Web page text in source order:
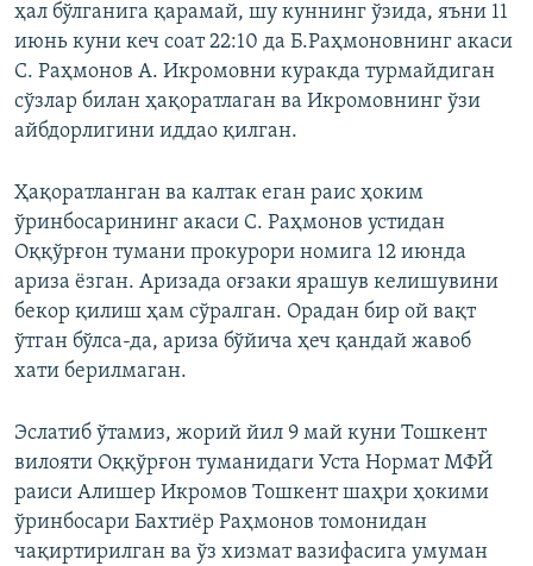
ҳал бўлганига қарамай, шу куннинг ўзида, яъни 11
июнь куни кеч соат 22:10 да Б.Раҳмоновнинг акаси
С. Раҳмонов А. Икромовни куракда турмайдиган
сўзлар билан ҳақоратлаган ва Икромовнинг ўзи
айбдорлигини иддао қилган.
Ҳақоратланган ва калтак еган раис ҳоким
ўринбосарининг акаси С. Раҳмонов устидан
Оққўрғон тумани прокурори номига 12 июнда
ариза ёзган. Аризада оғзаки ярашув келишувини
бекор қилиш ҳам сўралган. Орадан бир ой вақт
ўтган бўлса-да, ариза бўйича ҳеч қандай жавоб
хати берилмаган.
Эслатиб ўтамиз, жорий йил 9 май куни Тошкент
вилояти Оққўрғон туманидаги Уста Нормат МФЙ
раиси Алишер Икромов Тошкент шаҳри ҳокими
ўринбосари Бахтиёр Раҳмонов томонидан
чақиртирилган ва ўз хизмат вазифасига умуман